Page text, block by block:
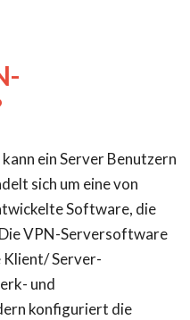
ein Server Benutzern
sich um eine von
Software, die
VPN-Serversoftware
Klient/ Server-
und
konfiguriert die